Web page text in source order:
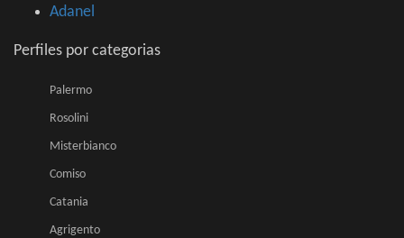
Adanel
Perfiles por categorias
Palermo
Rosolini
Misterbianco
Comiso
Catania
Agrigento